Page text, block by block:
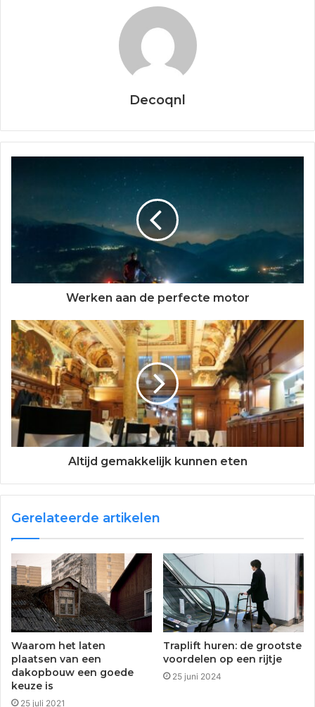
Decoqnl
Werken aan de perfecte motor
Altijd gemakkelijk kunnen eten
Gerelateerde artikelen
Waarom het laten
plaatsen van een
dakopbouw een goede
keuze is
25 juli 2021
Traplift huren: de grootste
voordelen op een rijtje
25 juni 2024